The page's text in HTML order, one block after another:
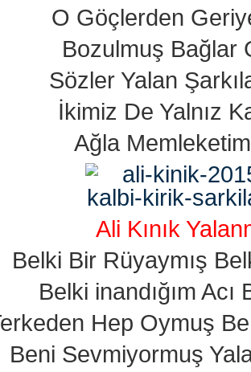
O Göçlerden
Bozulmuş Bağlar
Sözler Yalan
İkimiz De Yalnız
Ağla
Ali Kınık
Belki Bir Rüyaymış
Belki inandığım Acı
Hep Oymuş
Beni Sevmiyormuş